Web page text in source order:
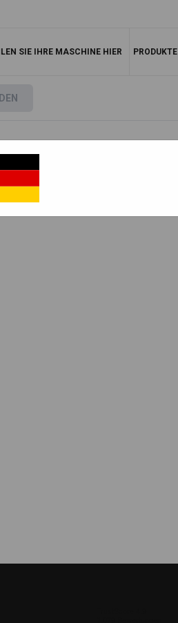
SIE IHRE MASCHINE HIER PRODUKTE